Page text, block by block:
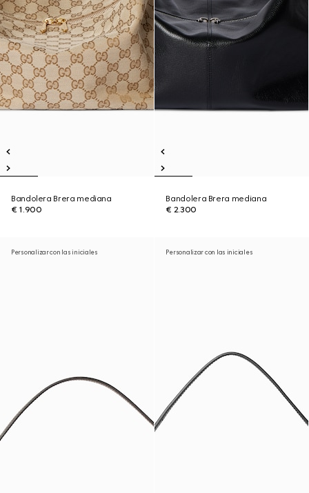
Bandolera Brera mediana
€ 1.900
Bandolera Brera mediana
€ 2.300
Personalizar con las iniciales Personalizar con las iniciales